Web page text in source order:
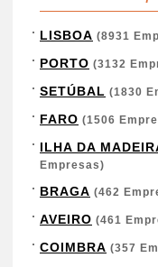
LISBOA (8931
PORTO (3132
SETÚBAL (1830
FARO (1506
ILHA DA
Empresas)
BRAGA (462
AVEIRO (461
COIMBRA (357